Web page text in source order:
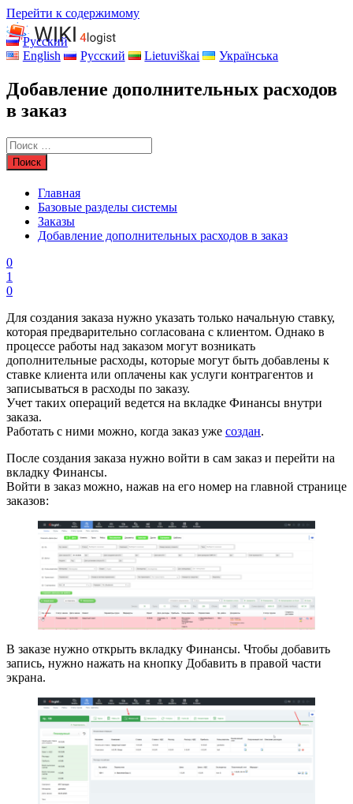
Перейти к содержимому
Русский
English
Русский Lietuviškai Українська
Добавление дополнительных расходов
в заказ
Главная
Базовые разделы системы
Заказы
Добавление дополнительных расходов в заказ
0
1
0
Для создания заказа нужно указать только начальную ставку,
которая предварительно согласована с клиентом. Однако в
процессе работы над заказом могут возникать
дополнительные расходы, которые могут быть добавлены к
ставке клиента или оплачены как услуги контрагентов и
записываться в расходы по заказу.
Учет таких операций ведется на вкладке Финансы внутри
заказа.
Работать с ними можно, когда заказ уже создан.
После создания заказа нужно войти в сам заказ и перейти на
вкладку Финансы.
Войти в заказ можно, нажав на его номер на главной странице
заказов:
В заказе нужно открыть вкладку Финансы. Чтобы добавить
запись, нужно нажать на кнопку Добавить в правой части
экрана.